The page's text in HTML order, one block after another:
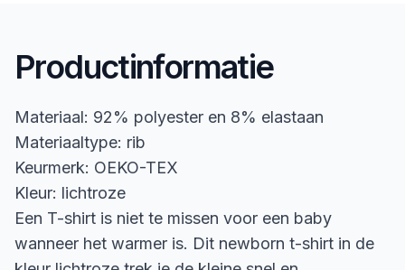
Productinformatie
Materiaal: 92% polyester en 8% elastaan
Materiaaltype: rib
Keurmerk: OEKO-TEX
Kleur: lichtroze
Een T-shirt is niet te missen voor een baby
wanneer het warmer is. Dit newborn t-shirt in de